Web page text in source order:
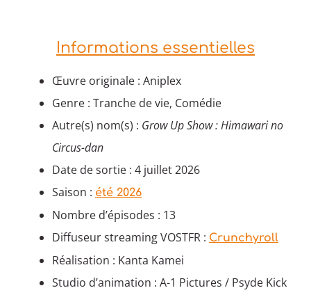
Informations essentielles
Œuvre originale : Aniplex
Genre : Tranche de vie, Comédie
Autre(s) nom(s) : Grow Up Show : Himawari no
Circus-dan
Date de sortie : 4 juillet 2026
Saison : été 2026
Nombre d’épisodes : 13
Diffuseur streaming VOSTFR : Crunchyroll
Réalisation : Kanta Kamei
Studio d’animation : A-1 Pictures / Psyde Kick